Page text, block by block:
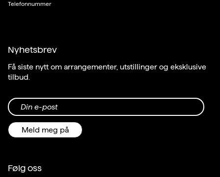
Telefonnummer
Nyhetsbrev
Få siste nytt om arrangementer, utstillinger og eksklusive
tilbud.
Din e-post
Meld meg på
Følg oss